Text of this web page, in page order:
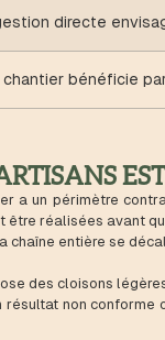
directe
bénéficie
a un périmètre
réalisées avant
chaîne entière se
des cloisons
non